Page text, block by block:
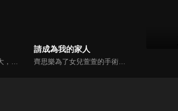
請成為我的家人
齊思樂為了女兒萱萱的手術費，需要拿下茂林策劃案訂單，苦纏茂林老闆宋皓宇。而宋皓宇也在帶兒子辰辰挑選生日禮物時，發現齊思樂身上有一枚和辰辰一樣的胸針。宋皓宇通過胸針的線索，逐漸確認了萱萱和辰辰的關係。為了能讓兩個孩子有圓滿的家庭，宋皓宇向齊思樂提出求婚，兩人自此走入前途未卜的婚姻。